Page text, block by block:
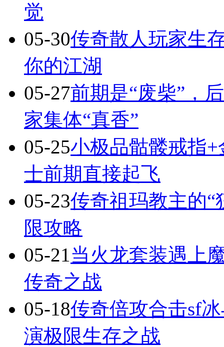
觉
05-30传奇散人玩家生
你的江湖
05-27前期是“废柴”，
家集体“真香”
05-25小极品骷髅戒指
士前期直接起飞
05-23传奇祖玛教主的“
限攻略
05-21当火龙套装遇上
传奇之战
05-18传奇倍攻合击sf
演极限生存之战